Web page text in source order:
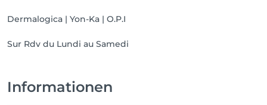
Dermalogica | Yon-Ka | O.P.I
Sur Rdv du Lundi au Samedi
Informationen